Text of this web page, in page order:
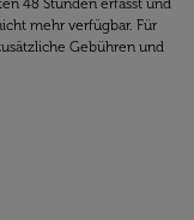
48 Stunden erfasst und
mehr verfügbar. Für
Gebühren und